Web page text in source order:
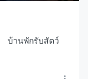
บ้านพักรับสัตว์